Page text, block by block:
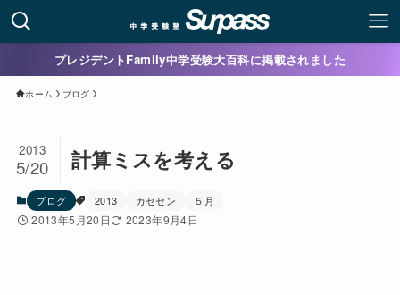
プレジデントFamily中学受験大百科に掲載されました
ホーム ブログ
計算ミスを考える
2013
5/20
ブログ 2013 カセセン ５月
2013年5月20日 2023年9月4日